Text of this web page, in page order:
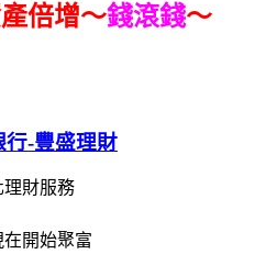
倍增～錢滾錢～
行-豐盛理財
理財服務
開始聚富